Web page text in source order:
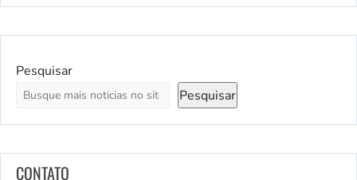
Pesquisar
Pesquisar
CONTATO